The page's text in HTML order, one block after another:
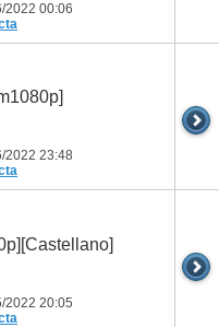
2022 00:06
2022 23:48
2022 20:05